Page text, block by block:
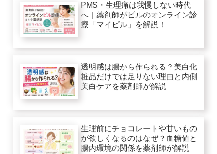
PMS・生理痛は我慢しない時代
へ｜薬剤師がピルのオンライン診
療「マイピル」を解説！
透明感は腸から作られる？美白化
粧品だけでは足りない理由と内側
美白ケアを薬剤師が解説
生理前にチョコレートや甘いもの
が欲しくなるのはなぜ？血糖値と
腸内環境の関係を薬剤師が解説